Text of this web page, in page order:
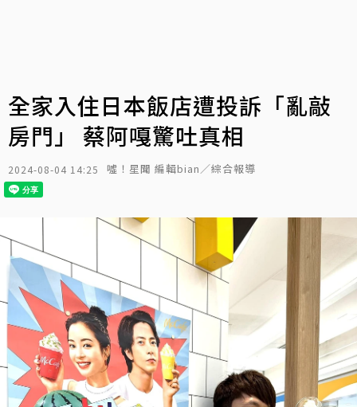
全家入住日本飯店遭投訴「亂敲
房門」 蔡阿嘎驚吐真相
2024-08-04 14:25 噓！星聞 編輯bian／綜合報導